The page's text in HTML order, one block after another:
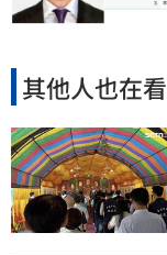
其他人也在看